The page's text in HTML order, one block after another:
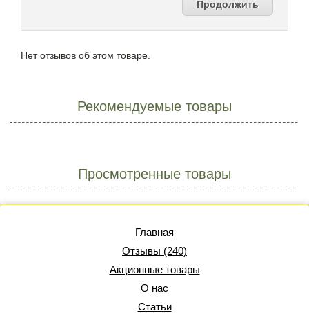
Продолжить
Нет отзывов об этом товаре.
Рекомендуемые товары
Просмотренные товары
Главная
Отзывы (240)
Акционные товары
О нас
Статьи